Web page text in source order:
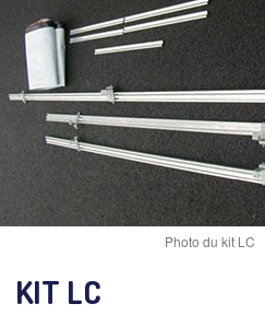
Photo du kit LC
KIT LC